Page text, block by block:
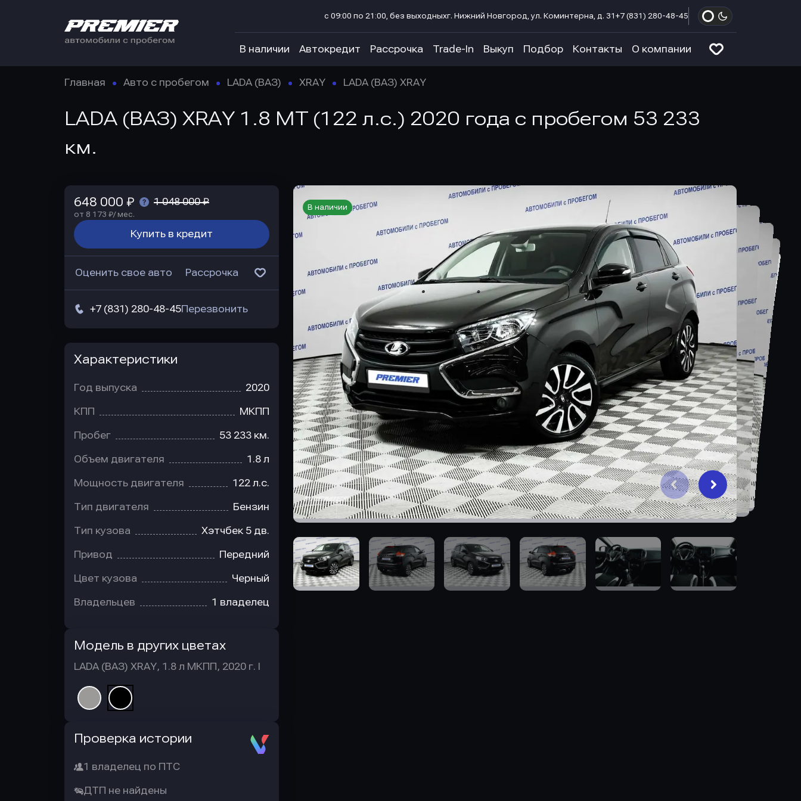
с 09:00 по 21:00, без выходныхг. Нижний Новгород, ул. Коминтерна, д. 31 +7 (831) 280-48-45
В наличии Автокредит Рассрочка Trade-In Выкуп Подбор Контакты О компании
Главная Авто с пробегом LADA (ВАЗ) XRAY LADA (ВАЗ) XRAY
LADA (ВАЗ) XRAY 1.8 MT (122 л.с.) 2020 года с пробегом 53 233
км.
В наличии
648 000 ₽ 1 048 000 ₽
от 8 173 ₽/ мес.
Купить в кредит
Оценить свое авто Рассрочка
+7 (831) 280-48-45Перезвонить
Характеристики
Год выпуска 2020
КПП МКПП
Пробег 53 233 км.
Объем двигателя 1.8 л
Мощность двигателя 122 л.с.
Тип двигателя Бензин
Тип кузова Хэтчбек 5 дв.
Привод Передний
Цвет кузова Черный
Владельцев 1 владелец
Модель в других цветах
LADA (ВАЗ) XRAY, 1.8 л МКПП, 2020 г. I
Проверка истории
1 владелец по ПТС
ДТП не найдены